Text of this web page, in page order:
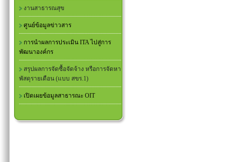
งานสาธารณสุข
ศูนย์ข้อมูลข่าวสาร
การนำผลการประเมิน ITA ไปสู่การ
พัฒนาองค์กร
สรุปผลการจัดซื้อจัดจ้าง หรือการจัดหา
พัสดุรายเดือน (แบบ สขร.1)
เปิดเผยข้อมูลสาธารณะ OIT